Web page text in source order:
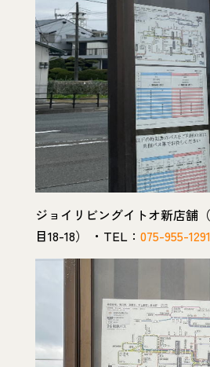
ジョイリビングイトオ新店舗
目18-18） ・TEL： 075-955-1291